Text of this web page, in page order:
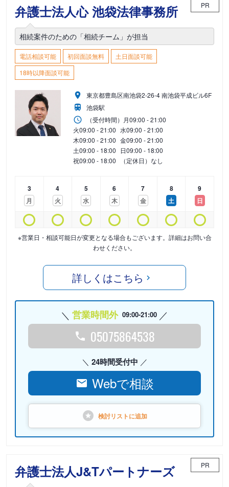
弁護士法人心 池袋法律事務所 PR
相続案件のための「相続チーム」が担当
電話相談可能 初回面談無料
土日面談可能
18時以降面談可能
東京都豊島区南池袋2-26-4 南池袋平成ビル6F
池袋駅
（受付時間） 月09:00 - 21:00
火09:00 - 21:00 水09:00 - 21:00
木09:00 - 21:00 金09:00 - 21:00
土09:00 - 18:00 日09:00 - 18:00
祝09:00 - 18:00 （定休日）なし
3
月
4
火
5
水
6
木
7
金
8
土
9
日
※営業日・相談可能日が変更となる場合もございます。詳細はお問い合
わせください。
詳しくはこちら
営業時間外 09:00-21:00
05075864538
24時間受付中
Webで相談
検討リストに追加
弁護士法人J&Tパートナーズ PR